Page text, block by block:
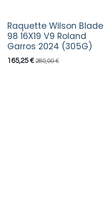
Raquette Wilson Blade
98 16X19 V9 Roland
Garros 2024 (305G)
165,25€ 280,00€